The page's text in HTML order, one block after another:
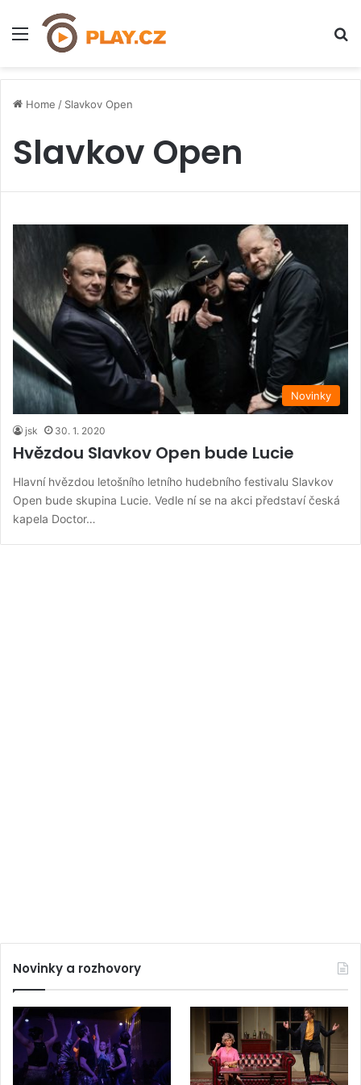
Menu
Home / Slavkov Open
Slavkov Open
Novinky
jsk 30. 1. 2020
Hvězdou Slavkov Open bude Lucie
Hlavní hvězdou letošního letního hudebního festivalu Slavkov
Open bude skupina Lucie. Vedle ní se na akci představí česká
kapela Doctor…
Novinky a rozhovory